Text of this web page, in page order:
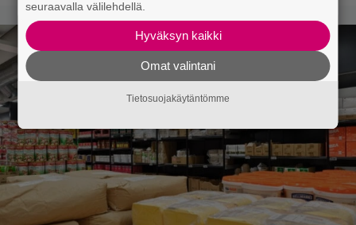
seuraavalla välilehdellä.
Hyväksyn kaikki
Omat valintani
Tietosuojakäytäntömme